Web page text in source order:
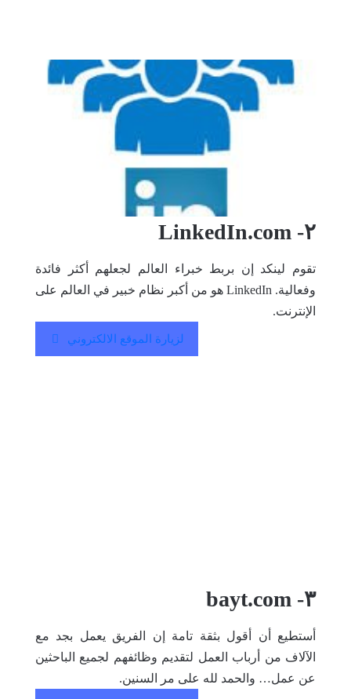
٢- LinkedIn.com
تقوم لينكد إن بربط خبراء العالم لجعلهم أكثر فائدة
وفعالية. LinkedIn هو من أكبر نظام خبير في العالم على
الإنترنت.
لزيارة الموقع الالكتروني
٣- bayt.com
أستطيع أن أقول بثقة تامة إن الفريق يعمل بجد مع
الآلاف من أرباب العمل لتقديم وظائفهم لجميع الباحثين
عن عمل… والحمد لله على مر السنين.